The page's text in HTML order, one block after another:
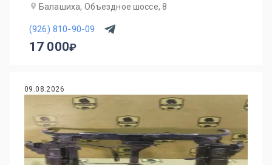
Балашиха, Объездное шоссе, 8
(926) 810-90-09
17 000
09.08.2026